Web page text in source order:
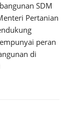
SDM
Pertanian
peran
di